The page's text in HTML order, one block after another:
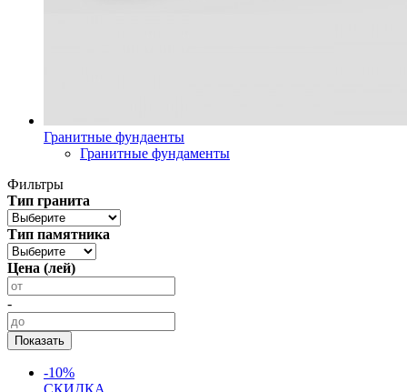
Гранитные фундаенты
Гранитные фундаменты
Фильтры
Тип гранита
Тип памятника
Цена (лей)
-
-10%
СКИДКА